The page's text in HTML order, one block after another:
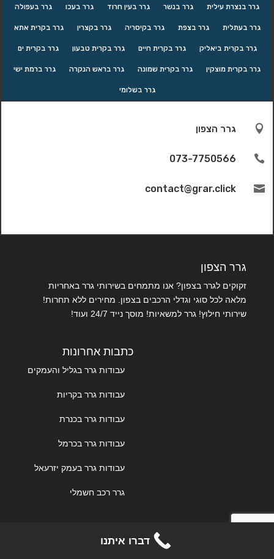
גרר בנצרת עילית גרר בנשר גרר בעין חרוד גרר בעכו גרר בעפולה
גרר בעתלית גרר בצפת גרר בקיסריה גרר בקצרין גרר בקרית אתא
גרר בקרית ביאליק גרר בקרית חיים גרר בקרית טבעון גרר בקרית ים
גרר בקרית מוצקין גרר בקרית שמונה גרר בראש הנקרה גרר ברמת ישי
גרר בשלומי
 גרר הצפון

073-7750566

contact@grar.click
גרר הצפון
זקוקים לגרר בצפון? אנו מתמחים בשירותי גרר באחריות
מלאה לכל סוגי וגדלי הרכבים בצפון. מחירים ללא תחרות!
שירותי חילוץ! גרר למשאיות! מוסך נייד 24/7 ועוד!
כתבות אחרונות
עבודות גרר בגליל והעמקים
עבודות גרר בקריות
עבודות גרר בכנרת
עבודות גרר בכרמל
עבודות גרר בעמק יזרעאל
גרר רכב חשמלי
דברו איתנו